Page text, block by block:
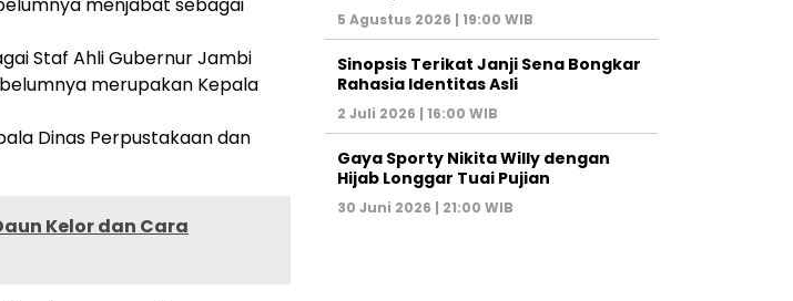
menjabat sebagai
Staf Ahli Gubernur Jambi
merupakan Kepala
Dinas Perpustakaan dan
Kelor dan Cara
5 Agustus 2026 | 19:00 WIB
Sinopsis Terikat Janji Sena Bongkar
Rahasia Identitas Asli
2 Juli 2026 | 16:00 WIB
Gaya Sporty Nikita Willy dengan
Hijab Longgar Tuai Pujian
30 Juni 2026 | 21:00 WIB